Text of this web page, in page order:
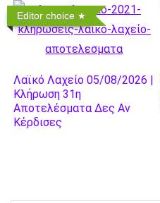
Editor choice
Λαϊκό Λαχείο 05/08/2026 |
Κλήρωση 31η
Αποτελέσματα Δες Αν
Κέρδισες